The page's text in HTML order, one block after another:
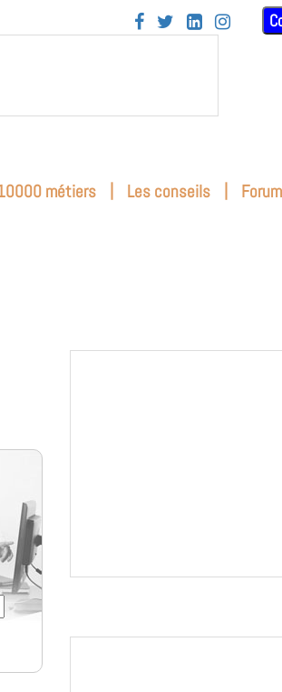
   
métiers | Les conseils |